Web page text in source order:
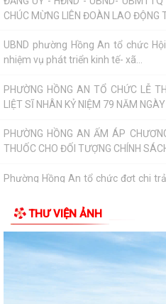
CHÚC MỪNG LIÊN ĐOÀN LAO ĐỘNG
UBND phường Hồng An tổ chức
nhiệm vụ phát triển kinh tế- xã...
PHƯỜNG HỒNG AN TỔ CHỨC LỄ
LIỆT SĨ NHÂN KỶ NIỆM 79 NĂM NGÀY
PHƯỜNG HỒNG AN ẤM ÁP
THUỐC CHO ĐỐI TƯỢNG CHÍNH
Phường Hồng An tổ chức đợt chi
gia đình có đất mộ thuộc Dự án...
UỶ BAN NHÂN DÂN PHƯỜNG
NGHIỆP TRÊN ĐỊA BÀN VỀ VIỆC
PHƯỜNG HỒNG AN: ĐƯA CÔNG
TẠI 16 TỔ DÂN PHỐ – HƯỚNG TỚI
THƯ VIỆN ẢNH